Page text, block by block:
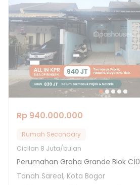
Rp 940.000.000
Rumah Secondary
Cicilan 8 Juta/bulan
Perumahan Graha Grande Blok C10
Tanah Sareal, Kota Bogor